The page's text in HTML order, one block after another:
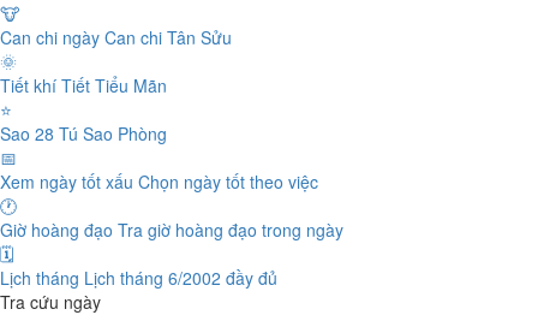
🐮
Can chi ngày Can chi Tân Sửu
🌞
Tiết khí Tiết Tiểu Mãn
⭐
Sao 28 Tú Sao Phòng
📅
Xem ngày tốt xấu Chọn ngày tốt theo việc
🕐
Giờ hoàng đạo Tra giờ hoàng đạo trong ngày
🗓️
Lịch tháng Lịch tháng 6/2002 đầy đủ
Tra cứu ngày